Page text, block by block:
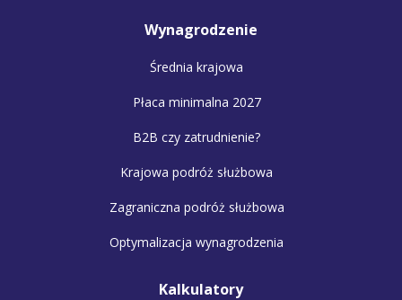
Wynagrodzenie
Średnia krajowa
Płaca minimalna 2027
B2B czy zatrudnienie?
Krajowa podróż służbowa
Zagraniczna podróż służbowa
Optymalizacja wynagrodzenia
Kalkulatory